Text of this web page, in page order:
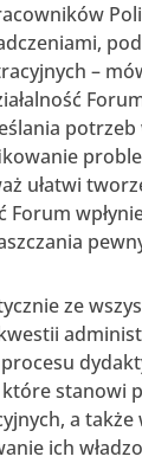
–
potrzeb
ułatwi
ze
stanowi
a
ich